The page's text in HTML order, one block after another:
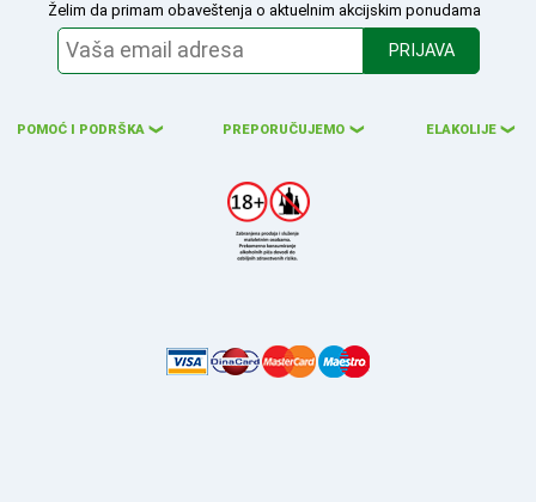
Želim da primam obaveštenja o aktuelnim akcijskim ponudama
PRIJAVA
POMOĆ I PODRŠKA ❮ PREPORUČUJEMO ❮ ELAKOLIJE ❮